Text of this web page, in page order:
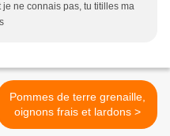
ne connais pas, tu titilles ma
Pommes de terre grenaille,
oignons frais et lardons >